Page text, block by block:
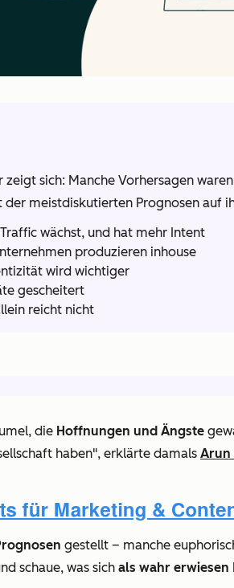
sich: Manche Vorhersagen
meistdiskutierten Prognosen auf
wächst, und hat mehr Intent
produzieren inhouse
wird wichtiger
gescheitert
reicht nicht
die Hoffnungen und Ängste
haben", erklärte damals Arun
gestellt – manche
schaue, was sich als wahr erwiesen